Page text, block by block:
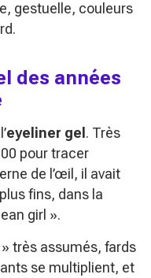
gestuelle, couleurs
des années
eyeliner gel. Très
pour tracer
de l’œil, il avait
fins, dans la
girl ».
très assumés, fards
se multiplient, et